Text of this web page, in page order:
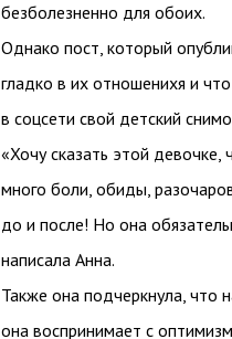
безболезненно для обоих.
Однако пост, который
гладко в их отношенихя и
в соцсети свой детский
«Хочу сказать этой
много боли, обиды,
до и после! Но она
написала Анна.
Также она подчеркнула, что
она воспринимает с